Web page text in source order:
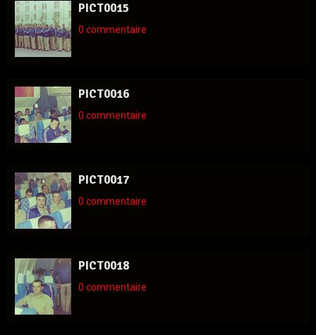
PICT0015
0 commentaire
PICT0016
0 commentaire
PICT0017
0 commentaire
PICT0018
0 commentaire